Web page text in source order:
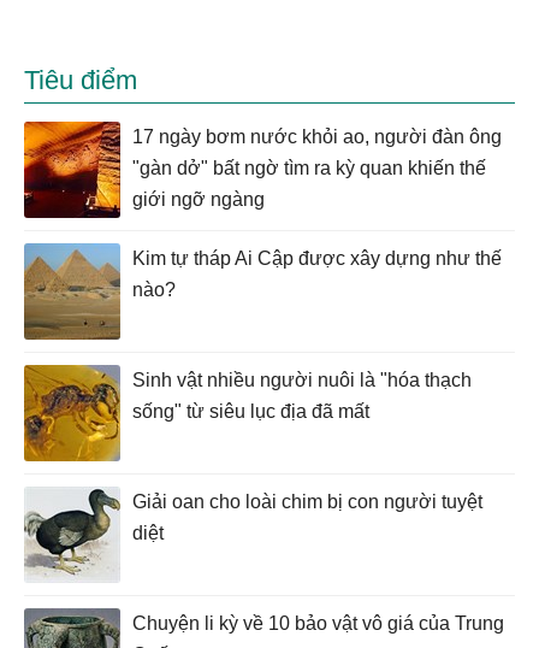
Tiêu điểm
17 ngày bơm nước khỏi ao, người đàn ông
"gàn dở" bất ngờ tìm ra kỳ quan khiến thế
giới ngỡ ngàng
Kim tự tháp Ai Cập được xây dựng như thế
nào?
Sinh vật nhiều người nuôi là "hóa thạch
sống" từ siêu lục địa đã mất
Giải oan cho loài chim bị con người tuyệt
diệt
Chuyện li kỳ về 10 bảo vật vô giá của Trung